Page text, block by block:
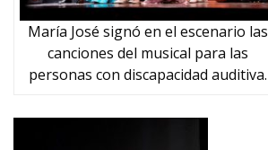
María José signó en el escenario las
canciones del musical para las
personas con discapacidad auditiva.